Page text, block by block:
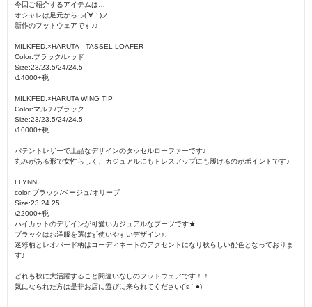
今回ご紹介するアイテムは…
オシャレは足元からっ(´∀｀)ノ
新作のフットウェアです♪♪
MILKFED.×HARUTA TASSEL LOAFER
Color:ブラック/レッド
Size:23/23.5/24/24.5
\14000+税
MILKFED.×HARUTA WING TIP
Color:マルチ/ブラック
Size:23/23.5/24/24.5
\16000+税
パテントレザーで上品なデザインのタッセルローファーです♪
丸みがある形で女性らしく、カジュアルにもドレスアップにも履けるのがポイントです♪
FLYNN
color:ブラック/ベージュ/オリーブ
Size:23.24.25
\22000+税
ハイカットのデザインが可愛いカジュアルなブーツです★
ブラックはお洋服を選ばず使いやすいデザイン♪、
迷彩柄とレオパード柄はコーディネートのアクセントになり秋らしい配色となっておりま
す♪
どれも秋に大活躍すること間違いなしのフットウェアです！！
気になられた方は是非お店に遊びに来られてください(´ε｀●)